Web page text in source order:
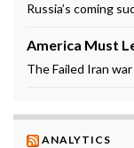
Russia’s coming
America Must
The Failed Iran
ANALYTICS